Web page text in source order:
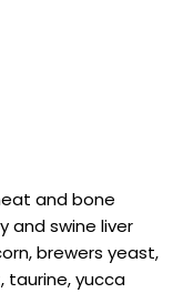
and bone
and swine liver
brewers yeast,
taurine, yucca